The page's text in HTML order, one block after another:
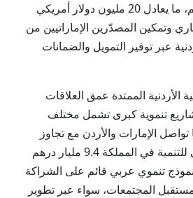
تقارب 73.4 مليون درهم، ما يعادل 20 مليون دولار أمريكي
وتمكين المصدّرين الإماراتيين من
عبر توفير التمويل والضمانات
الأردنية الممتدة عمق العلاقات
تنموية كبرى تشمل مختلف
الإمارات والأردن مع تجاوز
تمويلات صندوق أبوظبي للتنمية في المملكة 9.4 مليار درهم
ترسيخ نموذج تنموي عربي قائم على الشراكة
المجتمعات، سواء عبر تطوير